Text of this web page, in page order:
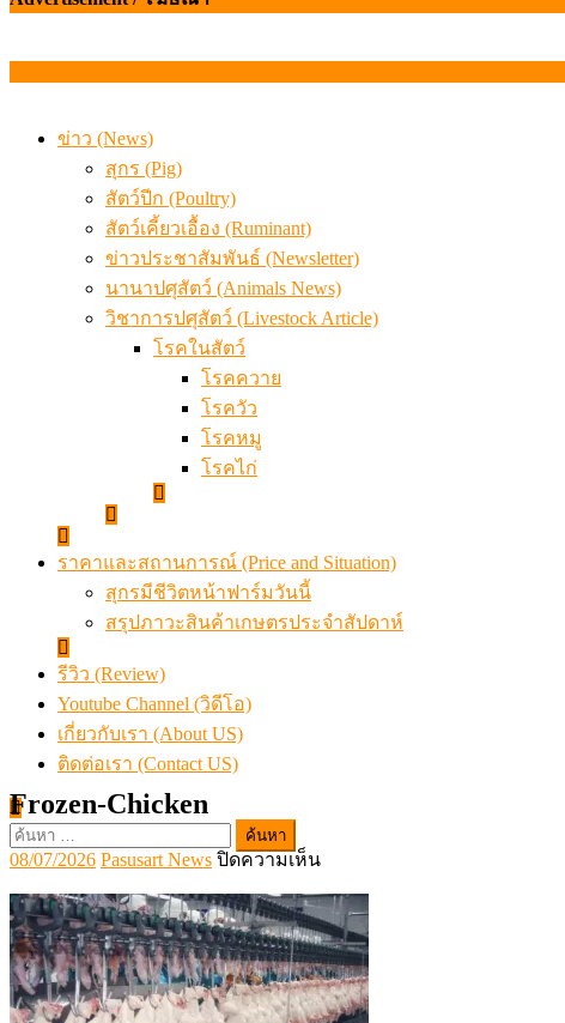
ข่าว (News)
สุกร (Pig)
สัตว์ปีก (Poultry)
สัตว์เคี้ยวเอื้อง (Ruminant)
ข่าวประชาสัมพันธ์ (Newsletter)
นานาปศุสัตว์ (Animals News)
วิชาการปศุสัตว์ (Livestock Article)
โรคในสัตว์
โรคควาย
โรควัว
โรคหมู
โรคไก่
ราคาและสถานการณ์ (Price and Situation)
สุกรมีชีวิตหน้าฟาร์มวันนี้
สรุปภาวะสินค้าเกษตรประจำสัปดาห์
รีวิว (Review)
Youtube Channel (วิดีโอ)
เกี่ยวกับเรา (About US)
ติดต่อเรา (Contact US)
ค้นหา
สำหรับ:
Frozen-Chicken
Posted
on
08/07/2026Author
Pasusart News ปิดความเห็นบน
Chicken